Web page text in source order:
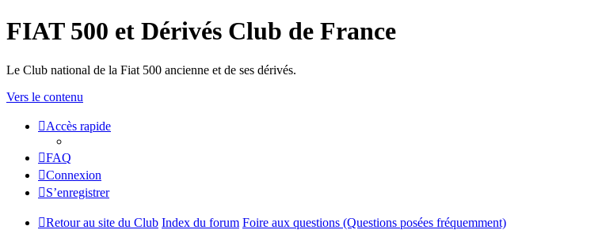
FIAT 500 et Dérivés Club de France
Le Club national de la Fiat 500 ancienne et de ses dérivés.
Vers le contenu
Accès rapide
FAQ
Connexion
S’enregistrer
Retour au site du Club Index du forum Foire aux questions (Questions posées fréquemment)